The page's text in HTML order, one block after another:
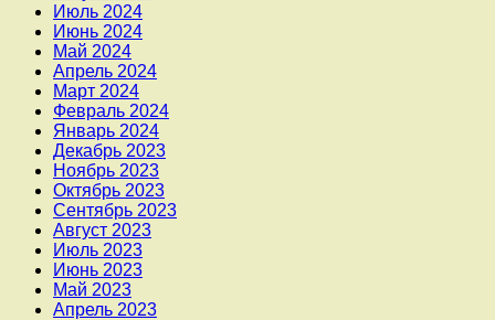
Июль 2024
Июнь 2024
Май 2024
Апрель 2024
Март 2024
Февраль 2024
Январь 2024
Декабрь 2023
Ноябрь 2023
Октябрь 2023
Сентябрь 2023
Август 2023
Июль 2023
Июнь 2023
Май 2023
Апрель 2023